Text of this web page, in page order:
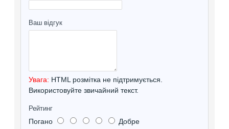
Ваш відгук
Увага: HTML розмітка не підтримується.
Використовуйте звичайний текст.
Рейтинг
Погано Добре